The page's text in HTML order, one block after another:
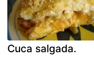
Cuca salgada.